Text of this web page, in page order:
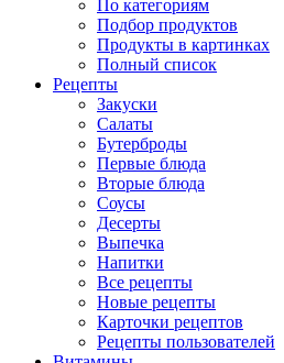
По категориям
Подбор продуктов
Продукты в картинках
Полный список
Рецепты
Закуски
Салаты
Бутерброды
Первые блюда
Вторые блюда
Соусы
Десерты
Выпечка
Напитки
Все рецепты
Новые рецепты
Карточки рецептов
Рецепты пользователей